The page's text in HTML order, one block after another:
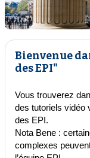
Résumé de
Bienvenue
des EPI"
Vous trouverez
des tutoriels vidéo
des EPI.
Nota Bene :
complexes